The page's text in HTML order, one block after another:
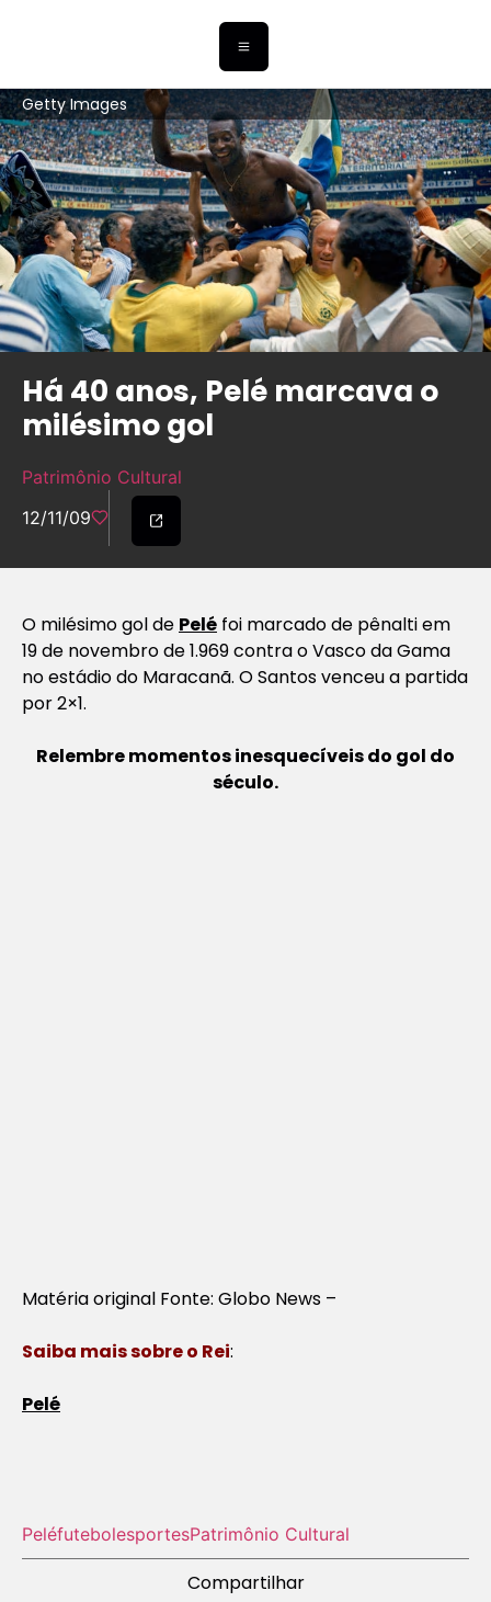
Getty Images
Há 40 anos, Pelé marcava o
milésimo gol
Patrimônio Cultural
12/11/09
O milésimo gol de Pelé foi marcado de pênalti em
19 de novembro de 1.969 contra o Vasco da Gama
no estádio do Maracanã. O Santos venceu a partida
por 2×1.
Relembre momentos inesquecíveis do gol do
século.
Matéria original Fonte: Globo News –
Saiba mais sobre o Rei:
Pelé
PeléfutebolesportesPatrimônio Cultural
Compartilhar